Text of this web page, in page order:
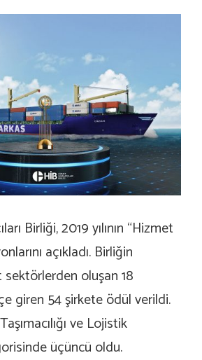
Birliği, 2019 yılının “Hizmet
açıkladı. Birliğin
oluşan 18
giren 54 şirkete ödül verildi.
ve Lojistik
üçüncü oldu.